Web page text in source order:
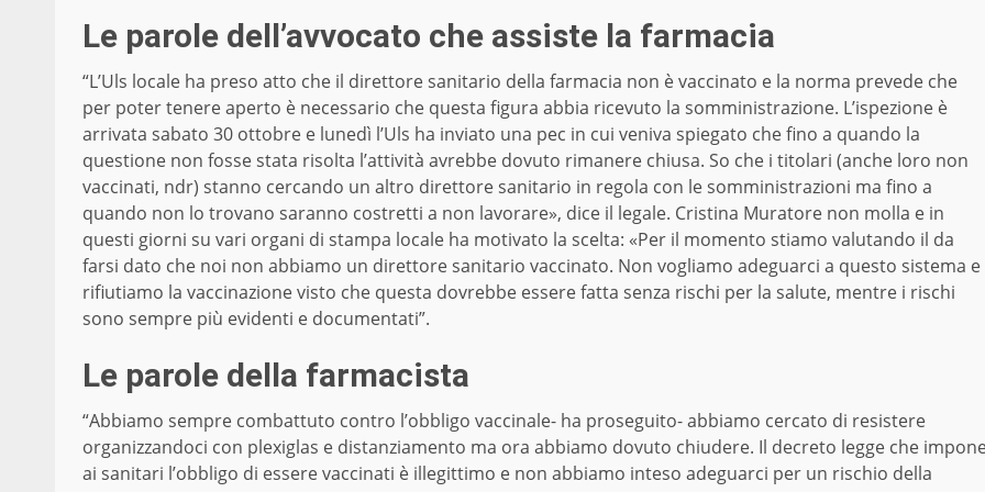
Le parole dell’avvocato che assiste la farmacia
“L’Uls locale ha preso atto che il direttore sanitario della farmacia non è vaccinato e la norma prevede che
per poter tenere aperto è necessario che questa figura abbia ricevuto la somministrazione. L’ispezione è
arrivata sabato 30 ottobre e lunedì l’Uls ha inviato una pec in cui veniva spiegato che fino a quando la
questione non fosse stata risolta l’attività avrebbe dovuto rimanere chiusa. So che i titolari (anche loro non
vaccinati, ndr) stanno cercando un altro direttore sanitario in regola con le somministrazioni ma fino a
quando non lo trovano saranno costretti a non lavorare», dice il legale. Cristina Muratore non molla e in
questi giorni su vari organi di stampa locale ha motivato la scelta: «Per il momento stiamo valutando il da
farsi dato che noi non abbiamo un direttore sanitario vaccinato. Non vogliamo adeguarci a questo sistema e
rifiutiamo la vaccinazione visto che questa dovrebbe essere fatta senza rischi per la salute, mentre i rischi
sono sempre più evidenti e documentati”.
Le parole della farmacista
“Abbiamo sempre combattuto contro l’obbligo vaccinale- ha proseguito- abbiamo cercato di resistere
organizzandoci con plexiglas e distanziamento ma ora abbiamo dovuto chiudere. Il decreto legge che
ai sanitari l’obbligo di essere vaccinati è illegittimo e non abbiamo inteso adeguarci per un rischio della